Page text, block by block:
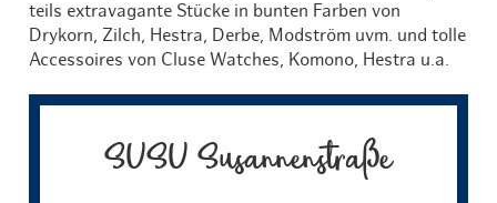
teils extravagante Stücke in bunten Farben von
Drykorn, Zilch, Hestra, Derbe, Modström uvm. und tolle
Accessoires von Cluse Watches, Komono, Hestra u.a.
SUSU Susannenstraße